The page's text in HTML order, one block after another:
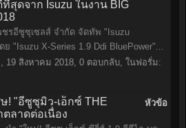
สุดจาก Isuzu ในงาน BIG
ชรอีซูซุเซลส์ จำกัด จัดทัพ "Isuzu
ย "Isuzu X-Series 1.9 Ddi BluePower"...
, 19 สิงหาคม 2018, 0 ตอบกลับ, ในฟอรั่ม:
หัวข้อ
! "อีซูซุมิว-เอ็กซ์ THE
ตลาดต่อเนื่อง